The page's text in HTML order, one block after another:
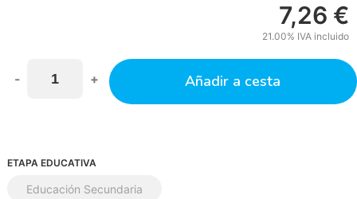
7,26 €
21.00% IVA incluido
- + Añadir a cesta
ETAPA EDUCATIVA
Educación Secundaria